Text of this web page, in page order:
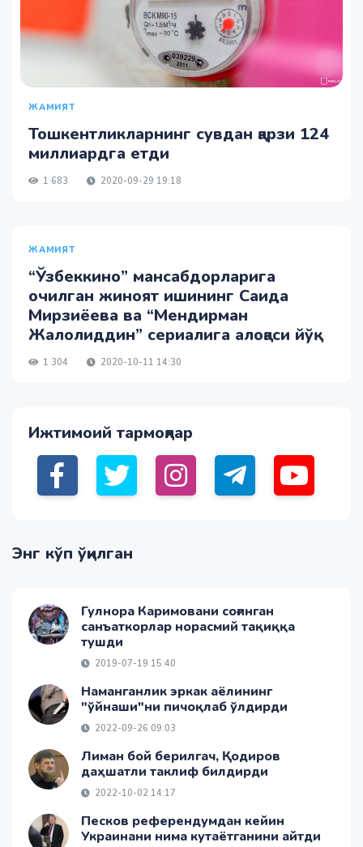
ЖАМИЯТ
Тошкентликларнинг сувдан қарзи 124
миллиардга етди
1 683 2020-09-29 19:18
ЖАМИЯТ
“Ўзбеккино” мансабдорларига
очилган жиноят ишининг Саида
Мирзиёева ва “Мендирман
Жалолиддин” сериалига алоқаси йўқ
1 304 2020-10-11 14:30
Ижтимоий тармоқлар
Энг кўп ўқилган
Гулнора Каримовани соғинган
санъаткорлар норасмий тақиққа
тушди
2019-07-19 15:40
Наманганлик эркак аёлининг
"ўйнаши"ни пичоқлаб ўлдирди
2022-09-26 09:03
Лиман бой берилгач, Қодиров
даҳшатли таклиф билдирди
2022-10-02 14:17
Песков референдумдан кейин
Украинани нима кутаётганини айтди